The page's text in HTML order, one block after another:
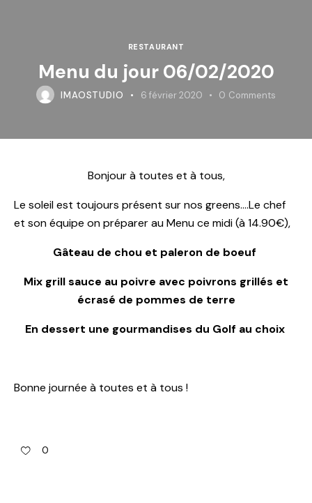
RESTAURANT
Menu du jour 06/02/2020
IMAOSTUDIO 6 février 2020 0 Comments
Bonjour à toutes et à tous,
Le soleil est toujours présent sur nos greens….Le chef
et son équipe on préparer au Menu ce midi (à 14.90€),
Gâteau de chou et paleron de boeuf
Mix grill sauce au poivre avec poivrons grillés et
écrasé de pommes de terre
En dessert une gourmandises du Golf au choix
Bonne journée à toutes et à tous !
0